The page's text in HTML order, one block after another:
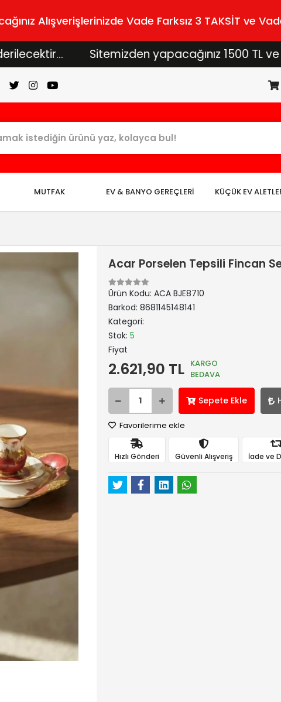
Alışverişlerinizde Vade Farksız 3 TAKSİT ve
Sitemizden yapacağınız 1500 TL ve
MUTFAK EV & BANYO GEREÇLERİ KÜÇÜK EV
Acar Porselen Tepsili Fincan
Ürün Kodu: ACA BJE8710
Barkod: 8681145148141
Kategori:
Stok: 5
Fiyat
2.621,90 TL
KARGO
BEDAVA
Sepete Ekle
Favorilerime ekle
Hızlı Gönderi Güvenli Alışveriş İade ve